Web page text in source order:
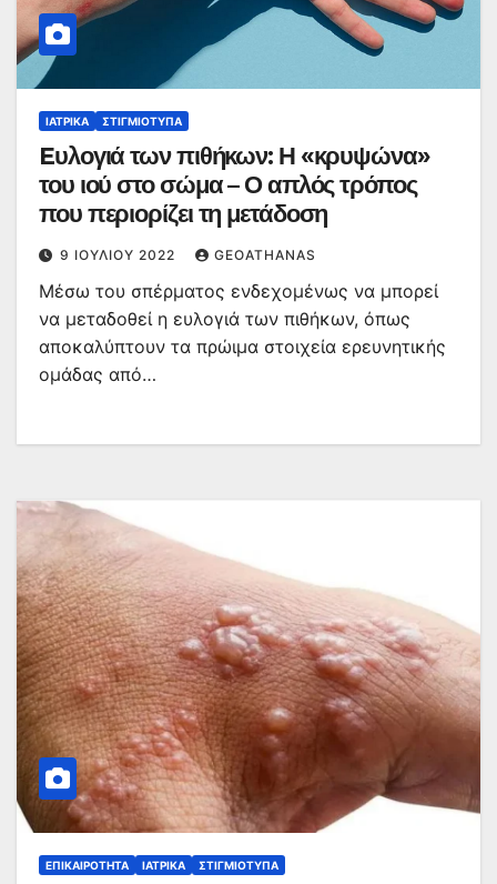
ΙΑΤΡΙΚΆ ΣΤΙΓΜΙΌΤΥΠΑ
Eυλογιά των πιθήκων: Η «κρυψώνα»
του ιού στο σώμα – Ο απλός τρόπος
που περιορίζει τη μετάδοση
9 ΙΟΥΛΊΟΥ 2022 GEOATHANAS
Μέσω του σπέρματος ενδεχομένως να μπορεί
να μεταδοθεί η ευλογιά των πιθήκων, όπως
αποκαλύπτουν τα πρώιμα στοιχεία ερευνητικής
ομάδας από…
ΕΠΙΚΑΙΡΌΤΗΤΑ ΙΑΤΡΙΚΆ ΣΤΙΓΜΙΌΤΥΠΑ